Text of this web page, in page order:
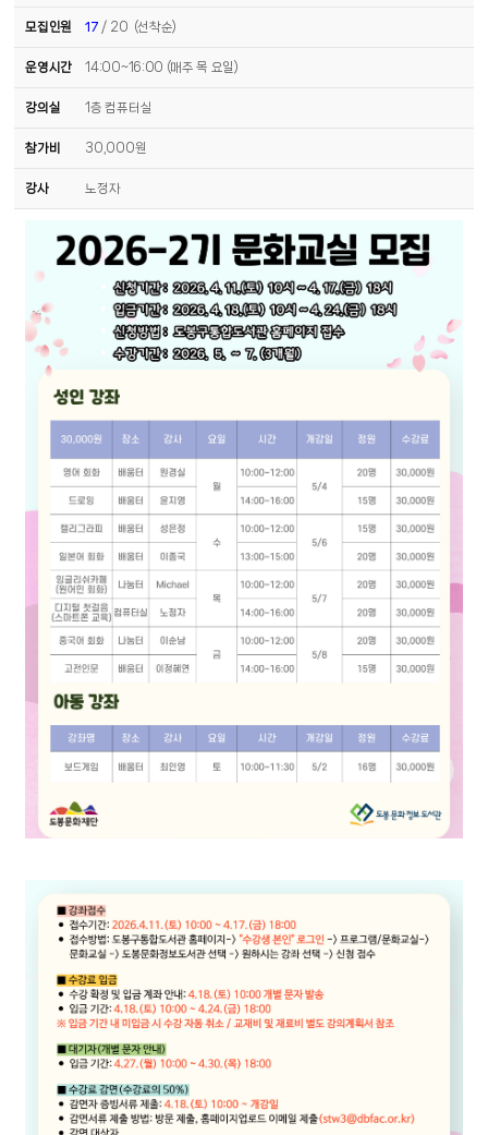
모집인원 17 / 20 (선착순)
운영시간 14:00~16:00 (매주 목 요일)
강의실 1층 컴퓨터실
참가비 30,000원
강사 노정자